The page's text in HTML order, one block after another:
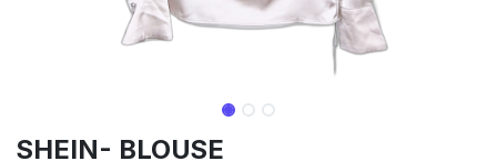
SHEIN- BLOUSE